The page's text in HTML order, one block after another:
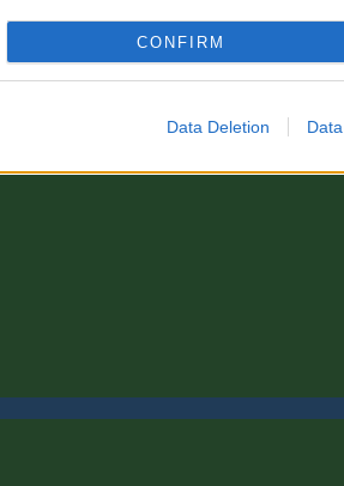
CONFIRM
Data Deletion